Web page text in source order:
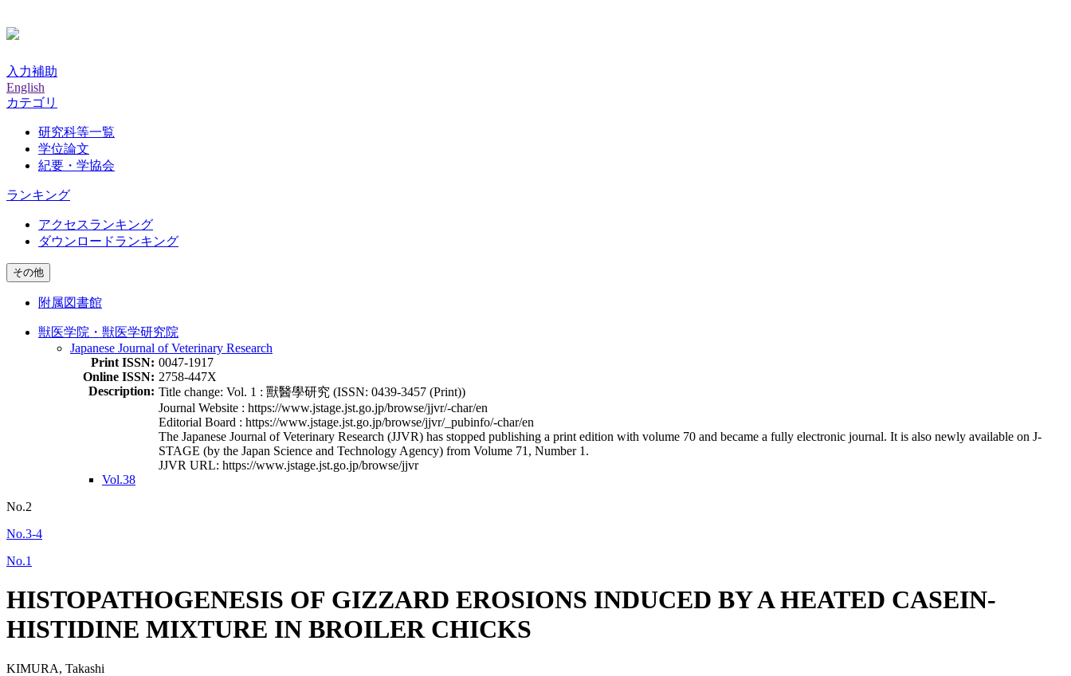
入力補助
English
カテゴリ
研究科等一覧
学位論文
紀要・学協会
ランキング
アクセスランキング
ダウンロードランキング
その他
附属図書館
獣医学院・獣医学研究院
Japanese Journal of Veterinary Research
Print ISSN: 0047-1917
Online ISSN: 2758-447X
Description: Title change: Vol. 1 : 獸醫學研究 (ISSN: 0439-3457 (Print))
Journal Website : https://www.jstage.jst.go.jp/browse/jjvr/-char/en
Editorial Board : https://www.jstage.jst.go.jp/browse/jjvr/_pubinfo/-char/en
The Japanese Journal of Veterinary Research (JJVR) has stopped publishing a print edition with volume 70 and became a fully electronic journal. It is also newly available on J-
STAGE (by the Japan Science and Technology Agency) from Volume 71, Number 1.
JJVR URL: https://www.jstage.jst.go.jp/browse/jjvr
Vol.38
No.2
No.3-4
No.1
HISTOPATHOGENESIS OF GIZZARD EROSIONS INDUCED BY A HEATED CASEIN-
HISTIDINE MIXTURE IN BROILER CHICKS
KIMURA, Takashi